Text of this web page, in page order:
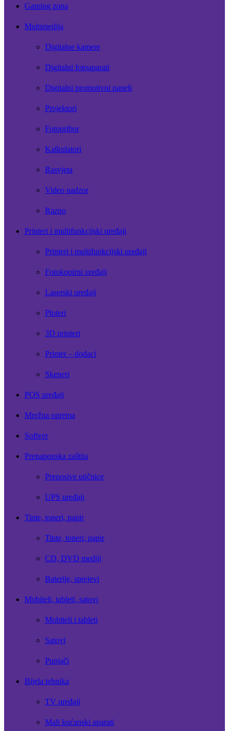
Gaming zona
Multimedija
Digitalne kamere
Digitalni fotoaparati
Digitalni promotivni paneli
Projektori
Fotopribor
Kalkulatori
Rasvjeta
Video nadzor
Razno
Printeri i multifunkcijski uređaji
Printeri i multifunkcijski uređaji
Fotokopirni uređaji
Laserski uređaji
Ploteri
3D printeri
Printer – dodaci
Skeneri
POS uređaji
Mrežna oprema
Softver
Prenaponska zaštita
Prenosive utičnice
UPS uređaji
Tinte, toneri, papir
Tinte, toneri, papir
CD, DVD mediji
Baterije, sprejevi
Mobiteli, tableti, satovi
Mobiteli i tableti
Satovi
Punjači
Bijela tehnika
TV uređaji
Mali kućanski aparati